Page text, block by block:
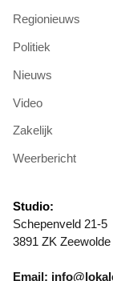
Regionieuws
Politiek
Nieuws
Video
Zakelijk
Weerbericht
Studio:
Schepenveld 21-5
3891 ZK Zeewolde
Email: